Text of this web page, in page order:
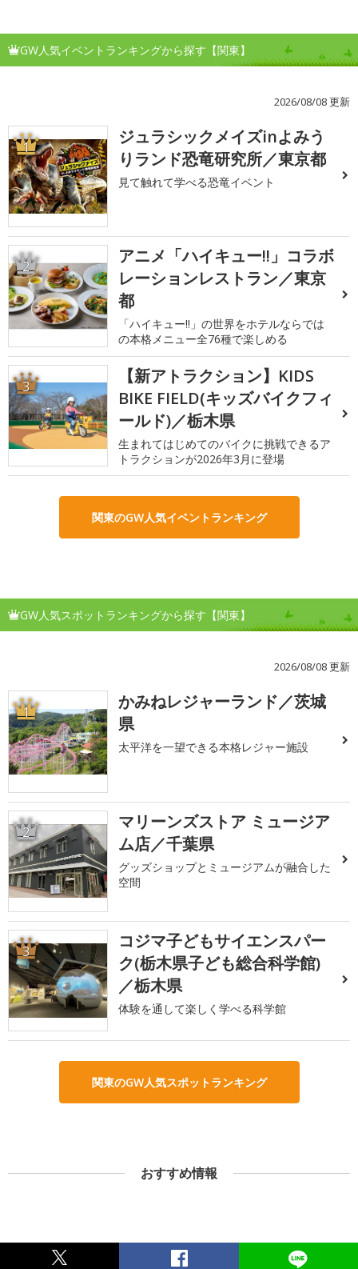
GW人気イベントランキングから探す【関東】
2026/08/08 更新
1
ジュラシックメイズinよみう
りランド恐竜研究所／東京都
見て触れて学べる恐竜イベント
2
アニメ「ハイキュー!!」コラボ
レーションレストラン／東京
都
「ハイキュー!!」の世界をホテルならでは
の本格メニュー全76種で楽しめる
3
【新アトラクション】KIDS
BIKE FIELD(キッズバイクフィ
ールド)／栃木県
生まれてはじめてのバイクに挑戦できるア
トラクションが2026年3月に登場
関東のGW人気イベントランキング
GW人気スポットランキングから探す【関東】
2026/08/08 更新
1
かみねレジャーランド／茨城
県
太平洋を一望できる本格レジャー施設
2
マリーンズストア ミュージア
ム店／千葉県
グッズショップとミュージアムが融合した
空間
3
コジマ子どもサイエンスパー
ク(栃木県子ども総合科学館)
／栃木県
体験を通して楽しく学べる科学館
関東のGW人気スポットランキング
おすすめ情報